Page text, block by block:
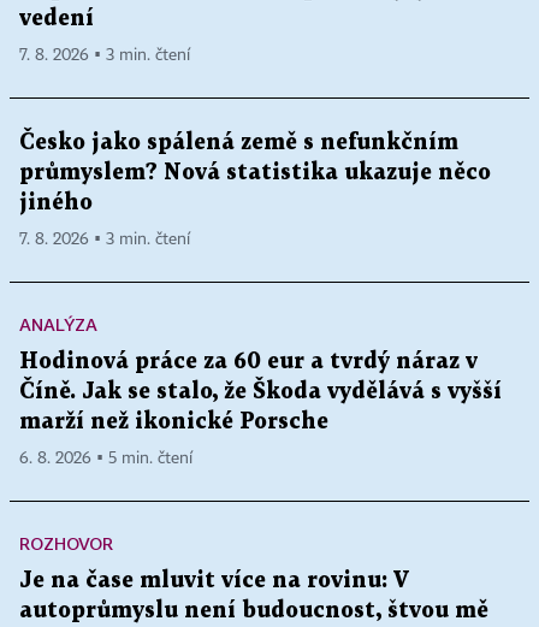
vedení
7. 8. 2026 ▪ 3 min. čtení
Česko jako spálená země s nefunkčním
průmyslem? Nová statistika ukazuje něco
jiného
7. 8. 2026 ▪ 3 min. čtení
ANALÝZA
Hodinová práce za 60 eur a tvrdý náraz v
Číně. Jak se stalo, že Škoda vydělává s vyšší
marží než ikonické Porsche
6. 8. 2026 ▪ 5 min. čtení
ROZHOVOR
Je na čase mluvit více na rovinu: V
autoprůmyslu není budoucnost, štvou mě